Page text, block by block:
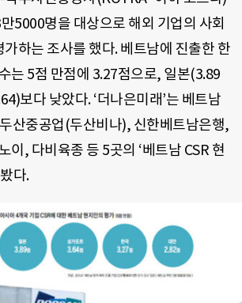
5000명을 대상으로 해외 기업의 사회
가하는 조사를 했다. 베트남에 진출한 한
는 5점 만점에 3.27점으로, 일본(3.89
보다 낮았다. ‘더나은미래’는 베트남
산중공업(두산비나), 신한베트남은행,
이, 다비육종 등 5곳의 ‘베트남 CSR 현
다.